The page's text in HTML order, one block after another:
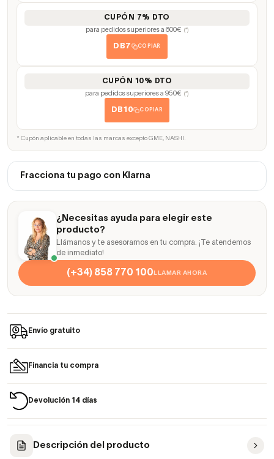
CUPÓN 7% DTO
para pedidos superiores a 600€ (*)
DB7 COPIAR
CUPÓN 10% DTO
para pedidos superiores a 950€ (*)
DB10 COPIAR
* Cupón aplicable en todas las marcas excepto GME, NASHI.
Fracciona tu pago con Klarna
¿Necesitas ayuda para elegir este
producto?
Llámanos y te asesoramos en tu compra. ¡Te atendemos
de inmediato!
(+34) 858 770 100LLAMAR AHORA
Envío gratuito
Financia tu compra
Devolución 14 días
Descripción del producto